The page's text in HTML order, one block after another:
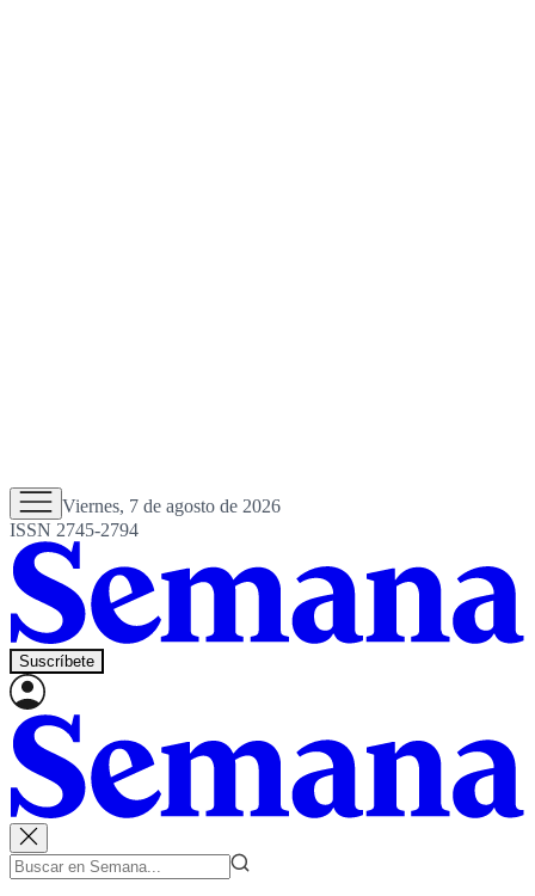
Viernes, 7 de agosto de 2026
ISSN 2745-2794
Suscríbete